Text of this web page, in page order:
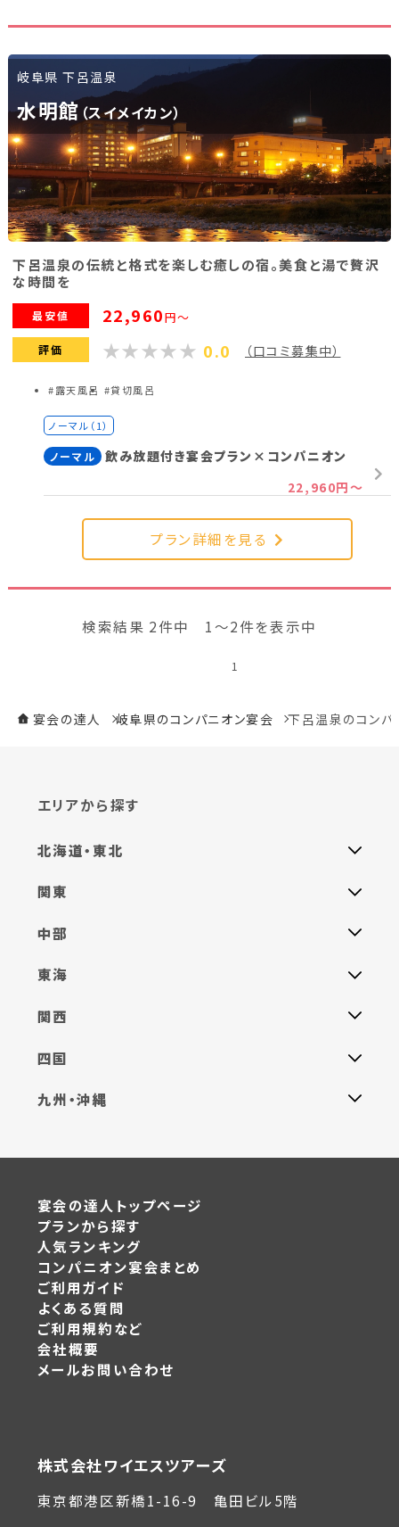
滋賀県(2) 大阪府(2)
四国
香川県(1) 愛媛県(1)
九州・沖縄
福岡県(2) 熊本県(2)
岐阜県 下呂温泉
水明館 （スイメイカン）
下呂温泉の伝統と格式を楽しむ癒しの宿。美食と湯で贅沢
な時間を
最安値 22,960円～
評価 0.0 （口コミ募集中）
#露天風呂 #貸切風呂
ノーマル（1）
ノーマル
飲み放題付き宴会プラン×コンパニオン
22,960円～
プラン詳細を見る
検索結果 2件中 1～2件を表示中
1
宴会の達人 岐阜県のコンパニオン宴会 下呂温泉のコンパ
エリアから探す
北海道・東北
関東
中部
東海
関西
四国
九州・沖縄
宴会の達人トップページ
プランから探す
人気ランキング
コンパニオン宴会まとめ
ご利用ガイド
よくある質問
ご利用規約など
会社概要
メールお問い合わせ
株式会社ワイエスツアーズ
東京都港区新橋1-16-9 亀田ビル5階